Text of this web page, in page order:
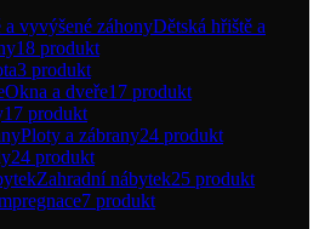
Dětská hřiště a
18 produkt
3 produkt
Okna a dveře17 produkt
17 produkt
Ploty a zábrany24 produkt
24 produkt
Zahradní nábytek25 produkt
7 produkt